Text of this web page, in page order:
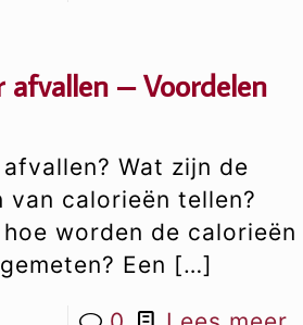
afvallen – Voordelen
Wat zijn de
van calorieën tellen?
worden de calorieën
Een […]